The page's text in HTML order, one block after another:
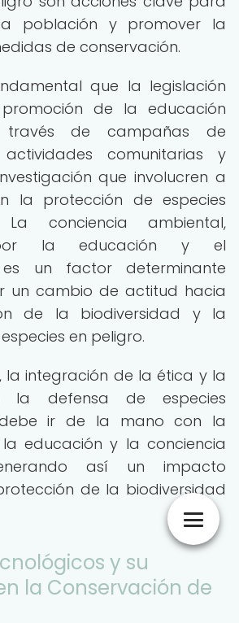
población y promover la
de conservación.
que la legislación
de la educación
de campañas de
actividades comunitarias y
que involucren a
la protección de especies
La conciencia ambiental,
la educación y el
es un factor determinante
un cambio de actitud hacia
de la biodiversidad y la
en peligro.
la integración de la ética y la
la defensa de especies
ir de la mano con la
educación y la conciencia
así un impacto
de la biodiversidad
y su
la Conservación de